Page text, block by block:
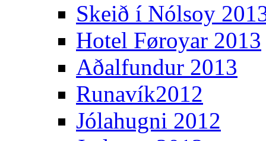
Skeið í Nólsoy
Hotel Føroyar 2013
Aðalfundur 2013
Runavík2012
Jólahugni 2012